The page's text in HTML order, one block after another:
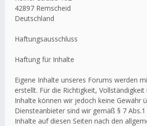
42897 Remscheid
Deutschland
Haftungsausschluss
Haftung für Inhalte
Eigene Inhalte unseres Forums werden
erstellt. Für die Richtigkeit,
Inhalte können wir jedoch keine Gewähr
Diensteanbieter sind wir gemäß § 7
Inhalte auf diesen Seiten nach den